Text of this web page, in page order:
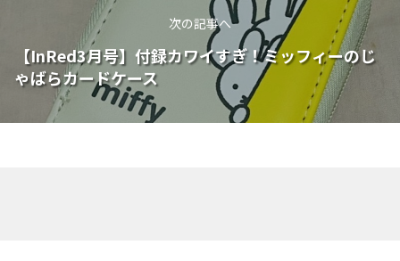
次の記事へ
【InRed3月号】付録カワイすぎ！ミッフィーのじ
ゃばらカードケース